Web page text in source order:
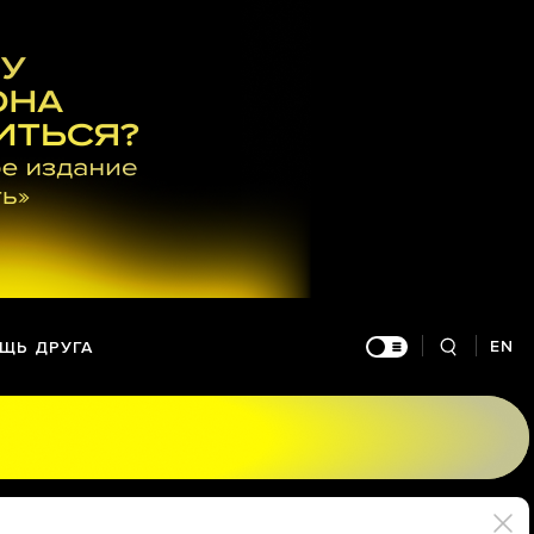
ДРУГА EN